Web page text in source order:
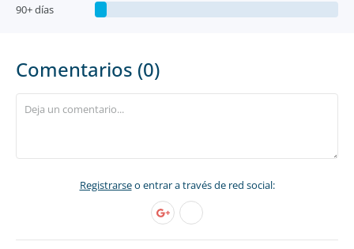
90+ días
Comentarios (0)
Registrarseo entrar a través de red social: